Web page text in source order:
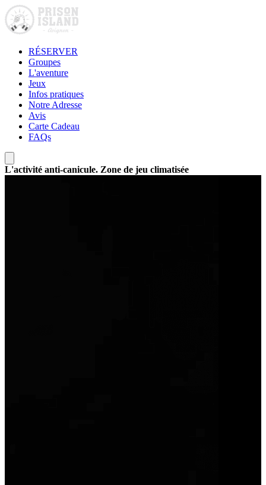
RÉSERVER
Groupes
L'aventure
Jeux
Infos pratiques
Notre Adresse
Avis
Carte Cadeau
FAQs
L'activité anti-canicule. Zone de jeu climatisée